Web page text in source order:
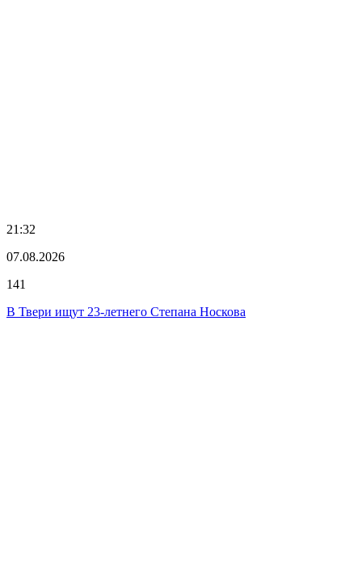
21:32
07.08.2026
141
В Твери ищут 23-летнего Степана Носкова